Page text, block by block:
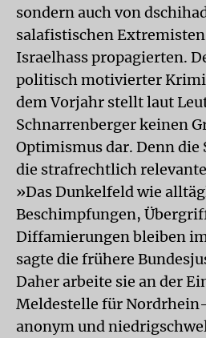
sondern auch von
salafistischen
Israelhass propagierten.
politisch motivierter
dem Vorjahr stellt laut
Schnarrenberger keinen
Optimismus dar. Denn die
die strafrechtlich
»Das Dunkelfeld wie
Beschimpfungen,
Diffamierungen bleiben
sagte die frühere
Daher arbeite sie an der
Meldestelle für
anonym und